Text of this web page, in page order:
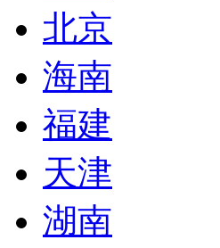
北京
海南
福建
天津
湖南